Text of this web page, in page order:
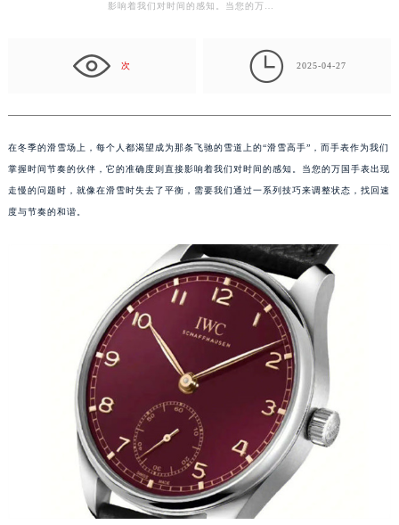
影响着我们对时间的感知。当您的万…
次  2025-04-27
在冬季的滑雪场上，每个人都渴望成为那条飞驰的雪道上的“滑雪高手”，而手表作为我们
掌握时间节奏的伙伴，它的准确度则直接影响着我们对时间的感知。当您的万国手表出现
走慢的问题时，就像在滑雪时失去了平衡，需要我们通过一系列技巧来调整状态，找回速
度与节奏的和谐。